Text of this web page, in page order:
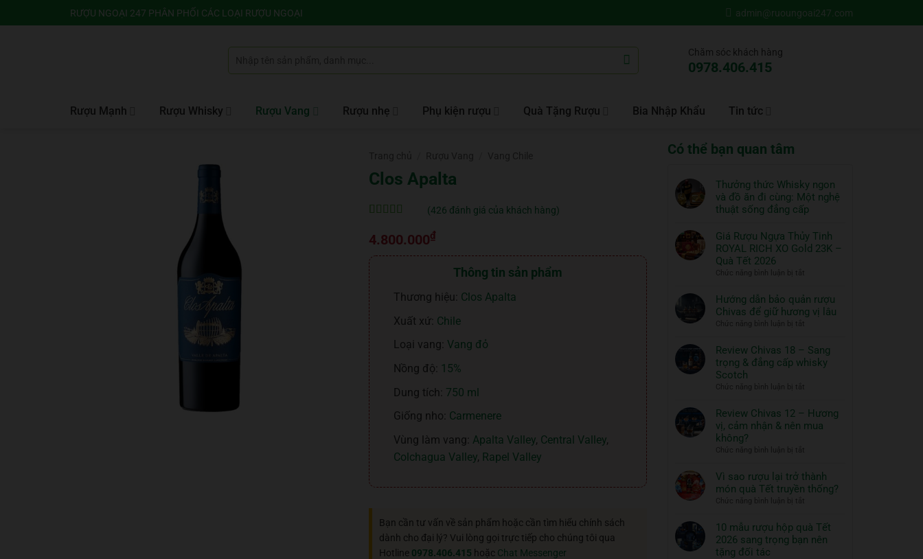
qua
RƯỢU NGOẠI 247 PHÂN PHỐI CÁC LOẠI RƯỢU NGOẠI admin@ruoungoai247.com
Chăm sóc khách hàng
0978.406.415
Rượu Mạnh Rượu Whisky Rượu Vang Rượu nhẹ Phụ kiện rượu Quà Tặng Rượu Bia Nhập Khẩu Tin tức
Có thể bạn quan tâm
Thưởng thức Whisky ngon
và đồ ăn đi cùng: Một nghệ
thuật sống đẳng cấp
có
bình
luận
thức
Whisky
ngon
đồ
ăn
đi
cùng:
thuật
sống
đẳng
cấp
Giá Rượu Ngựa Thủy Tinh
ROYAL RICH XO Gold 23K –
Quà Tết 2026
Chức năng bình luận bị tắt
Rượu
Ngựa
Thủy
RICH
XO
Quà
Tết
Hướng dẫn bảo quản rượu
Chivas để giữ hương vị lâu
Chức năng bình luận bị tắt
dẫn
bảo
giữ
hương
Review Chivas 18 – Sang
trọng & đẳng cấp whisky
Scotch
Chức năng bình luận bị tắt
Chivas
đẳng
cấp
Review Chivas 12 – Hương
vị, cảm nhận & nên mua
không?
Chức năng bình luận bị tắt
Chivas
12
cảm
nhận
Vì sao rượu lại trở thành
món quà Tết truyền thống?
Chức năng bình luận bị tắt
sao
rượu
10 mẫu rượu hộp quà Tết
2026 sang trọng bạn nên
tặng đối tác
Clos Apalta
trênđánh
giá
(426 đánh giá của khách hàng)
4.800.000₫
Thông tin sản phẩm
Thương hiệu: Clos Apalta
Xuất xứ: Chile
Loại vang: Vang đỏ
Nồng độ: 15%
Dung tích: 750 ml
Giống nho: Carmenere
Vùng làm vang: Apalta Valley, Central Valley,
Colchagua Valley, Rapel Valley
Bạn cần tư vấn về sản phẩm hoặc cần tìm hiểu chính sách
dành cho đại lý? Vui lòng gọi trực tiếp cho chúng tôi qua
Hotline 0978.406.415 hoặc Chat Messenger